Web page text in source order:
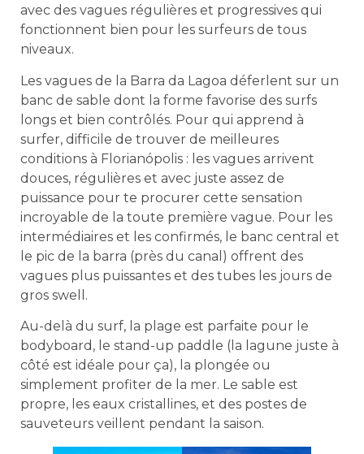
avec des vagues régulières et progressives qui
fonctionnent bien pour les surfeurs de tous
niveaux.
Les vagues de la Barra da Lagoa déferlent sur un
banc de sable dont la forme favorise des surfs
longs et bien contrôlés. Pour qui apprend à
surfer, difficile de trouver de meilleures
conditions à Florianópolis : les vagues arrivent
douces, régulières et avec juste assez de
puissance pour te procurer cette sensation
incroyable de la toute première vague. Pour les
intermédiaires et les confirmés, le banc central et
le pic de la barra (près du canal) offrent des
vagues plus puissantes et des tubes les jours de
gros swell.
Au-delà du surf, la plage est parfaite pour le
bodyboard, le stand-up paddle (la lagune juste à
côté est idéale pour ça), la plongée ou
simplement profiter de la mer. Le sable est
propre, les eaux cristallines, et des postes de
sauveteurs veillent pendant la saison.